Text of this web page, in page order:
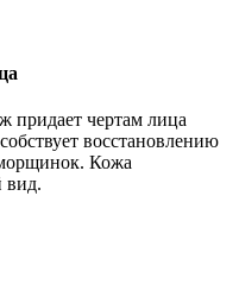
придает чертам лица
восстановлению
Кожа
вид.